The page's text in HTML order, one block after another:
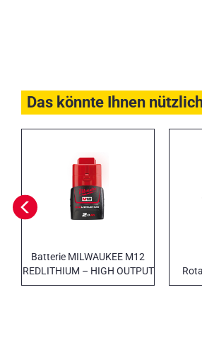
Das könnte Ihnen
Batterie MILWAUKEE M12
REDLITHIUM – HIGH OUTPUT